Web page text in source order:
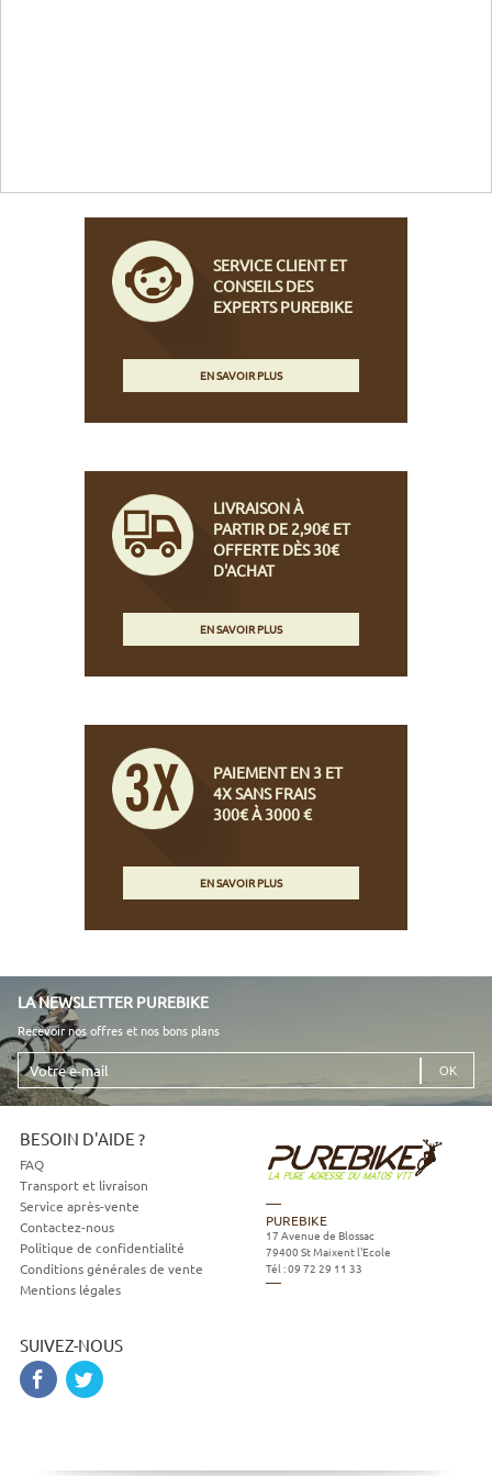
SERVICE CLIENT ET
CONSEILS DES
EXPERTS PUREBIKE
EN SAVOIR PLUS
LIVRAISON À
PARTIR DE 2,90€ ET
OFFERTE DÈS 30€
D'ACHAT
EN SAVOIR PLUS
PAIEMENT EN 3 ET
4X SANS FRAIS
300€ À 3000 €
EN SAVOIR PLUS
LA NEWSLETTER PUREBIKE
Recevoir nos offres et nos bons plans
Votre
e-
mail
BESOIN D'AIDE ?
FAQ
Transport et livraison
Service après-vente
Contactez-nous
Politique de confidentialité
Conditions générales de vente
Mentions légales
SUIVEZ-NOUS
PUREBIKE
17 Avenue de Blossac
79400 St Maixent l'Ecole
Tél :09 72 29 11 33